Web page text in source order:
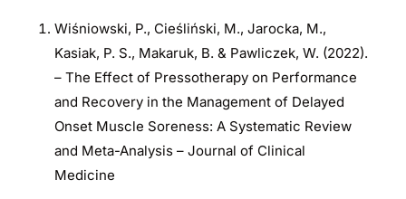
Wiśniowski, P., Cieśliński, M., Jarocka, M.,
Kasiak, P. S., Makaruk, B. & Pawliczek, W. (2022).
– The Effect of Pressotherapy on Performance
and Recovery in the Management of Delayed
Onset Muscle Soreness: A Systematic Review
and Meta-Analysis – Journal of Clinical
Medicine